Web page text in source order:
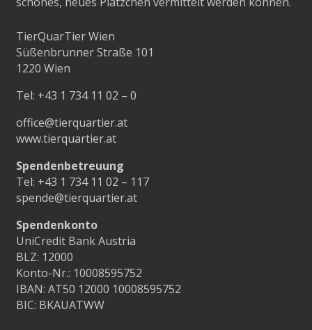
TierQuarTier Wien
Süßenbrunner Straße 101
1220 Wien
Tel: +43 1 734 11 02 – 0
office@tierquartier.at
www.tierquartier.at
Spendenbetreuung
Tel: +43 1 734 11 02 – 117
spende@tierquartier.at
Spendenkonto
UniCredit Bank Austria
BLZ: 12000
Konto-Nr.: 10008595752
IBAN: AT50 12000 10008595752
BIC: BKAUATWW